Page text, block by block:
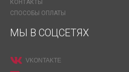
КОНТАКТЫ
СПОСОБЫ ОПЛАТЫ
МЫ В СОЦСЕТЯХ
VKONTAKTE